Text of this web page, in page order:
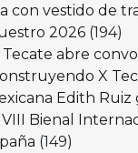
con vestido de
2026 (194)
abre
X
Edith Ruiz
Bienal
(149)